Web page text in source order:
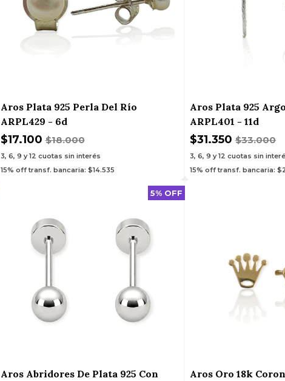
Aros Plata 925 Perla Del Río
ARPL429 - 6d
$17.100$18.000
3, 6, 9 y 12 cuotas sin interés
15% off transf. bancaria: $14.535
Aros Plata 925
ARPL401 - 11d
$31.350 $33.000
3, 6, 9 y 12 cuotas sin
15% off transf. bancaria:
5% OFF
Aros Abridores De Plata 925 Con
Aros Oro 18k